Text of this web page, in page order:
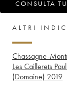
CONSULTA
ALTRI
Chassagne-
Les Caillerets
(Domaine) 2019